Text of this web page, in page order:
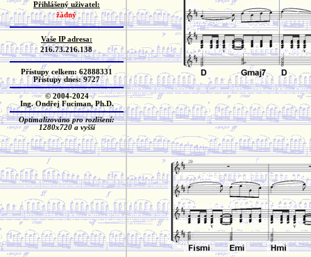
Přihlášený uživatel:
žádný
Vaše IP adresa:
216.73.216.138
Přístupy celkem: 62888331
Přístupy dnes: 9727
© 2004-2024
Ing. Ondřej Fuciman, Ph.D.
Optimalizováno pro rozlišení:
1280x720 a vyšší